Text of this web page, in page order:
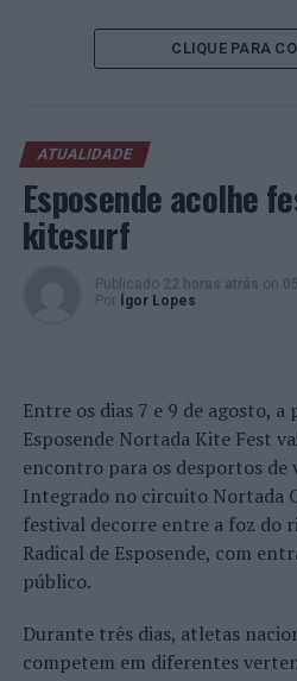
Acordeonistas Rui de Carvalho
31 de julho | Abertura às 12h00
18h00 Banda da União
19h00 Rogério Silva.
Foto: DR.
Barcelos: Avenida Paulo
repavimentação
Câmara de Barcelos oferece
disciplinas
CLIQUE PARA
ATUALIDADE
Esposende acolhe
kitesurf
Publicado 22 horas atrás on
Por
Ígor Lopes
Entre os dias 7 e 9 de agosto, a
Esposende Nortada Kite Fest
encontro para os desportos de
Integrado no circuito Nortada
festival decorre entre a foz do
Radical de Esposende, com
público.
Durante três dias, atletas
competem em diferentes